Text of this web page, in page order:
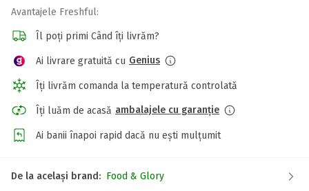
Avantajele Freshful:
Îl poți primi Când îți livrăm?
Ai livrare gratuită cu Genius
Îți livrăm comanda la temperatură controlată
Îți luăm de acasă ambalajele cu garanție
Ai banii înapoi rapid dacă nu ești mulțumit
De la același brand: Food & Glory